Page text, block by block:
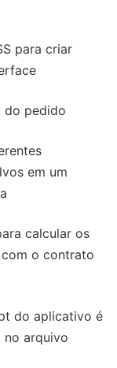
para criar
do pedido
em um
calcular os
o contrato
do aplicativo é
no arquivo